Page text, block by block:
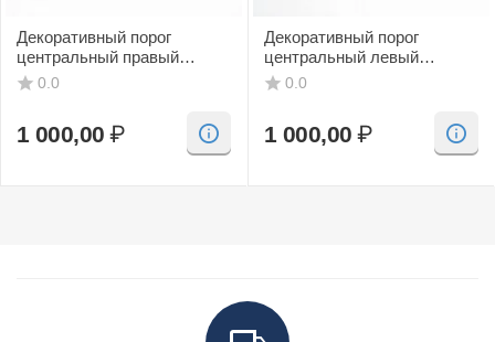
Декоративный порог
центральный правый
(черный, CV) SAAB 9-3
0.0
1 000,00 ₽
Декоративный порог
центральный левый
(черный, CV) SAAB 9-3
0.0
1 000,00 ₽